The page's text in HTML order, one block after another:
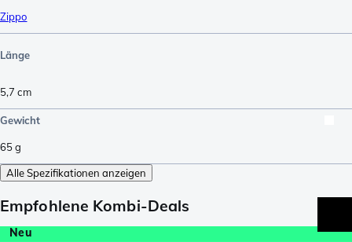
Zippo
Länge
5,7 cm
Gewicht
65g
Alle Spezifikationen anzeigen
Empfohlene Kombi-Deals
Neu